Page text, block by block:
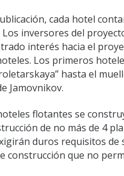
cada hotel
inversores del
interés hacia el
Los primeros
hasta el
Jamovnikov.
flotantes se
de no más de 4
duros requisitos de
construcción que no